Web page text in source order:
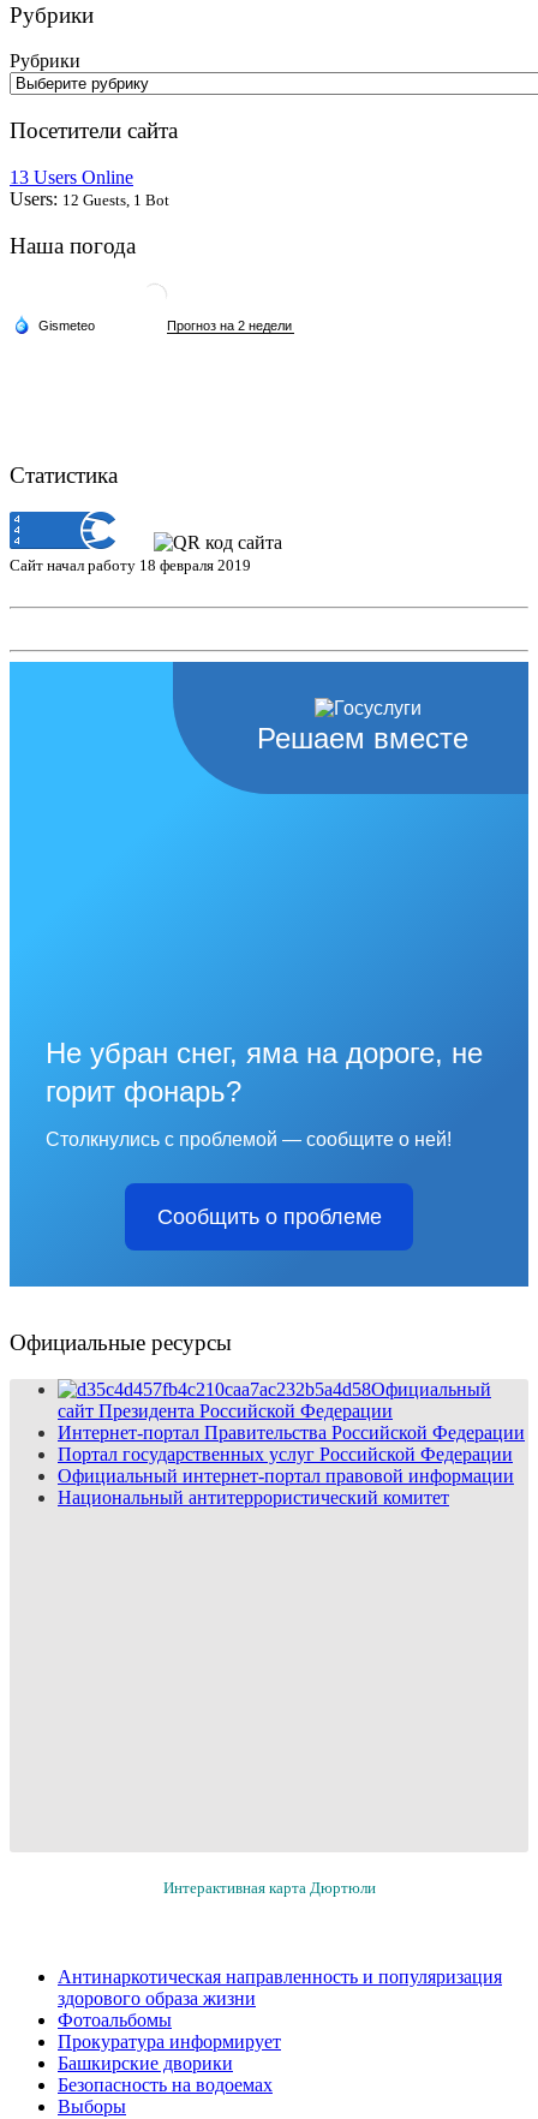
Рубрики
Рубрики
Посетители сайта
13 Users Online
Users: 12 Guests, 1 Bot
Наша погода
Статистика
Сайт начал работу 18 февраля 2019
Решаем вместе
Не убран снег, яма на дороге, не
горит фонарь?
Столкнулись с проблемой — сообщите о ней!
Сообщить о проблеме
Официальные ресурсы
Официальный
сайт Президента Российской Федерации
Интернет-портал Правительства Российской Федерации
Портал государственных услуг Российской Федерации
Официальный интернет-портал правовой информации
Национальный антитеррористический комитет
Интерактивная карта Дюртюли
Антинаркотическая направленность и популяризация
здорового образа жизни
Фотоальбомы
Прокуратура информирует
Башкирские дворики
Безопасность на водоемах
Выборы